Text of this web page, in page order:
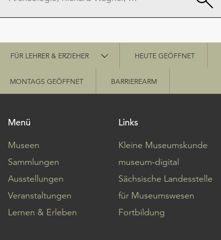
Schnellzugriff
FÜR LEHRER & ERZIEHER HEUTE GEÖFFNET
MONTAGS GEÖFFNET BARRIEREARM
Menü
Museen
Sammlungen
Ausstellungen
Veranstaltungen
Lernen & Erleben
Links
Kleine Museumskunde
museum-digital
Sächsische Landesstelle
für Museumswesen
Fortbildung